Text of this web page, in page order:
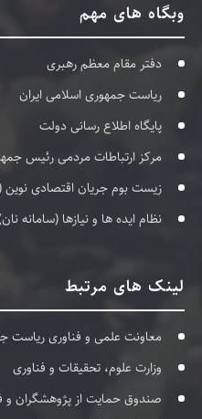
وبگاه های مهم
دفتر مقام معظم رهبری
ریاست جمهوری اسلامی ایران
پایگاه اطلاع رسانی دولت
مرکز ارتباطات مردمی رئیس
زیست بوم جریان اقتصادی نوین
نظام ایده ها و نیازها (سامانه
لینک های مرتبط
معاونت علمی و فناوری ریاست
وزارت علوم، تحقیقات و فناوری
صندوق حمایت از پژوهشگران و